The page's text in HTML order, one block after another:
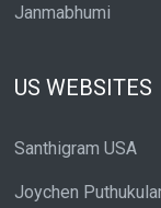
Janmabhumi
US WEBSITES
Santhigram USA
Joychen